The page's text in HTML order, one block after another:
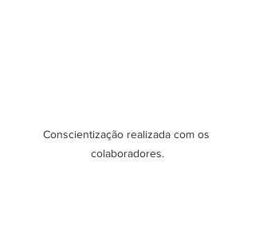
Conscientização realizada com os
colaboradores.